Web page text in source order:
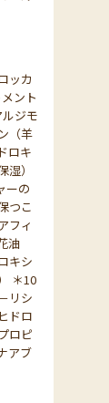
ッカ
ント
ジモ
（羊
ロキ
）
ーの
つこ
フィ
油
キシ
＊10
リシ
ドロ
ロピ
アブ